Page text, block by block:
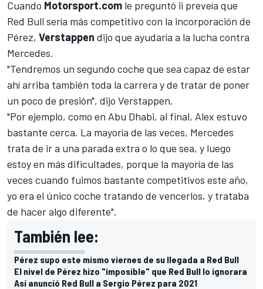
Cuando Motorsport.com le preguntó ii preveía que
Red Bull sería más competitivo con la incorporación de
Pérez, Verstappen dijo que ayudaría a la lucha contra
Mercedes.
"Tendremos un segundo coche que sea capaz de estar
ahí arriba también toda la carrera y de tratar de poner
un poco de presión", dijo Verstappen.
"Por ejemplo, como en Abu Dhabi, al final, Alex estuvo
bastante cerca. La mayoría de las veces, Mercedes
trata de ir a una parada extra o lo que sea, y luego
estoy en más dificultades, porque la mayoría de las
veces cuando fuimos bastante competitivos este año,
yo era el único coche tratando de vencerlos, y trataba
de hacer algo diferente".
También lee:
Pérez supo este mismo viernes de su llegada a Red Bull
El nivel de Pérez hizo "imposible" que Red Bull lo ignorara
Así anunció Red Bull a Sergio Pérez para 2021